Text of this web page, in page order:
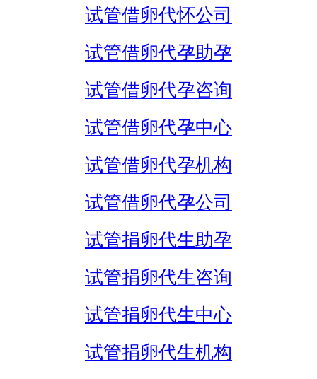
试管借卵代怀公司
试管借卵代孕助孕
试管借卵代孕咨询
试管借卵代孕中心
试管借卵代孕机构
试管借卵代孕公司
试管捐卵代生助孕
试管捐卵代生咨询
试管捐卵代生中心
试管捐卵代生机构